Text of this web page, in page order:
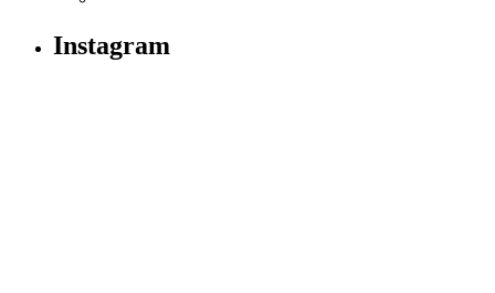
Instagram